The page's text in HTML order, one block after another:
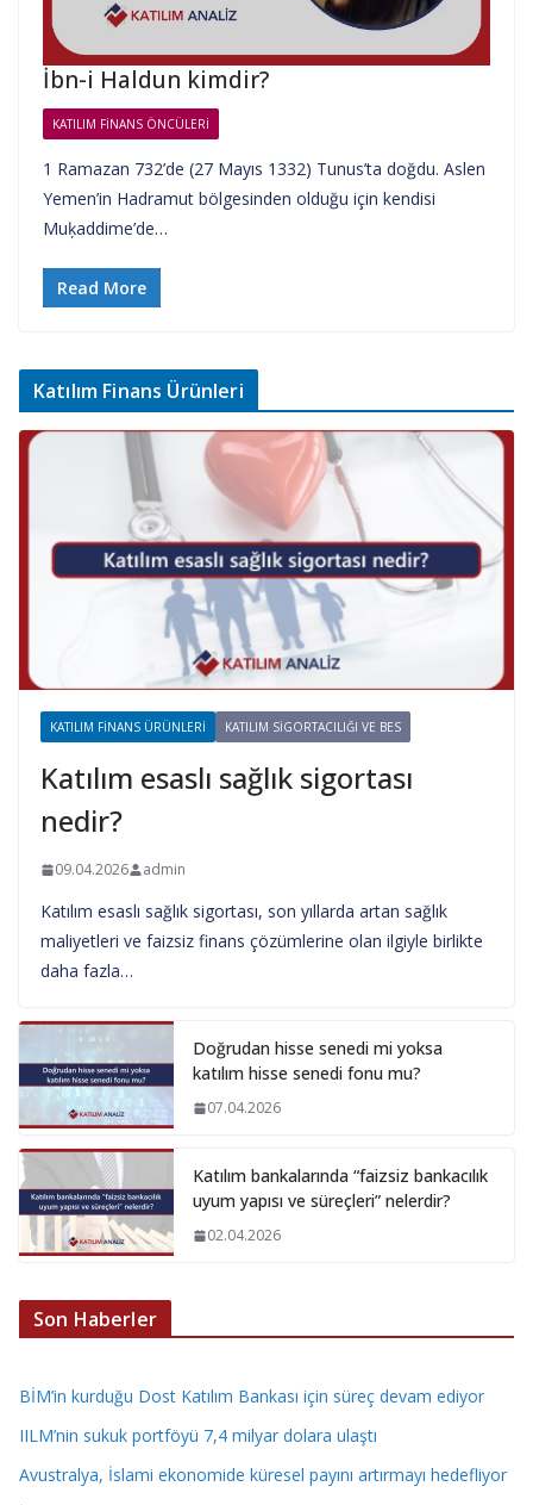
İbn-i Haldun kimdir?
KATILIM FINANS ÖNCÜLERI
1 Ramazan 732’de (27 Mayıs 1332) Tunus’ta doğdu. Aslen
Yemen’in Hadramut bölgesinden olduğu için kendisi
Muķaddime’de…
Read More
Katılım Finans Ürünleri
KATILIM FINANS ÜRÜNLERI KATILIM SIGORTACILIĞI VE BES
Katılım esaslı sağlık sigortası
nedir?
09.04.2026 admin
Katılım esaslı sağlık sigortası, son yıllarda artan sağlık
maliyetleri ve faizsiz finans çözümlerine olan ilgiyle birlikte
daha fazla…
Doğrudan hisse senedi mi yoksa
katılım hisse senedi fonu mu?
07.04.2026
Katılım bankalarında “faizsiz bankacılık
uyum yapısı ve süreçleri” nelerdir?
02.04.2026
Son Haberler
BİM’in kurduğu Dost Katılım Bankası için süreç devam ediyor
IILM’nin sukuk portföyü 7,4 milyar dolara ulaştı
Avustralya, İslami ekonomide küresel payını artırmayı hedefliyor